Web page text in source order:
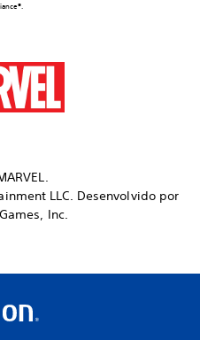
LLC. Desenvolvido por
Inc.